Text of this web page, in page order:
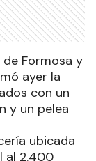
Formosa y
ayer la
con un
y un pelea
ubicada
al 2.400